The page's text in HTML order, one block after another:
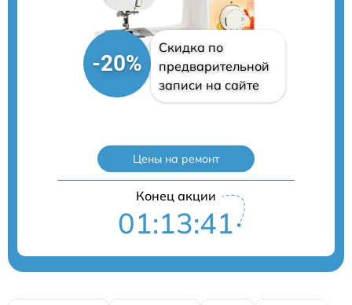
-20%
Скидка по
предварительной
записи на сайте
Цены на ремонт
Конец акции
01:13:40